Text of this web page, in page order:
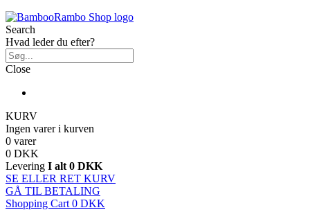
Search
Hvad leder du efter?
Close
KURV
Ingen varer i kurven
0 varer
0 DKK
Levering I alt 0 DKK
SE ELLER RET KURV
GÅ TIL BETALING
Shopping Cart 0 DKK